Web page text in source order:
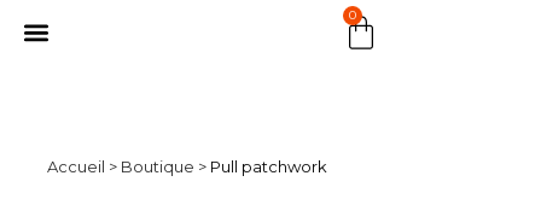
0
Accueil > Boutique > Pull patchwork